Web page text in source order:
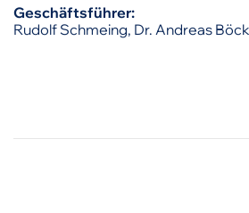
Geschäftsführer:
Rudolf Schmeing, Dr. Andreas